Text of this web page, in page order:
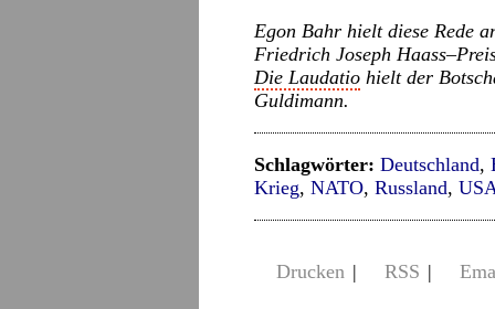
Egon Bahr hielt diese Rede
Friedrich Joseph Haass–Prei
Die Laudatio hielt der
Guldimann.
Schlagwörter: Deutschland,
Krieg, NATO, Russland,
Drucken | RSS |